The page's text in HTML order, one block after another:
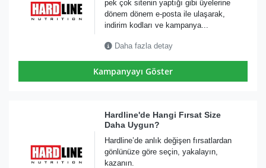
pek çok sitenin yaptığı gibi üyelerine
dönem dönem e-posta ile ulaşarak,
indirim kodları ve kampanya...
Daha fazla detay
Kampanyayı Göster
Hardline'de Hangi Fırsat Size
Daha Uygun?
Hardline’de anlık değişen fırsatlardan
gönlünüze göre seçin, yakalayın,
kazanın.